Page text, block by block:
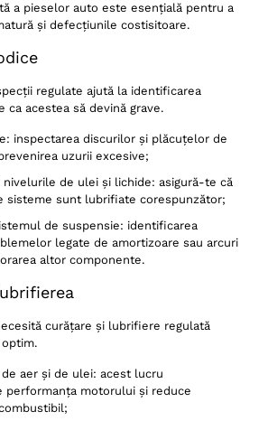
a pieselor auto este esențială pentru a
și defecțiunile costisitoare.
regulate ajută la identificarea
ca acestea să devină grave.
inspectarea discurilor și plăcuțelor de
uzurii excesive;
nivelurile de ulei și lichide: asigură-te că
sisteme sunt lubrifiate corespunzător;
de suspensie: identificarea
legate de amortizoare sau arcuri
altor componente.
curățare și lubrifiere regulată
aer și de ulei: acest lucru
performanța motorului și reduce